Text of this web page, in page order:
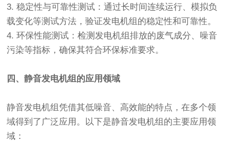
3. 稳定性与可靠性测试：通过长时间连续运行、模拟负
载变化等测试方法，验证发电机组的稳定性和可靠性。
4. 环保性能测试：检测发电机组排放的废气成分、噪音
污染等指标，确保其符合环保标准要求。
四、静音发电机组的应用领域
静音发电机组凭借其低噪音、高效能的特点，在多个领
域得到了广泛应用。以下是静音发电机组的主要应用领
域：